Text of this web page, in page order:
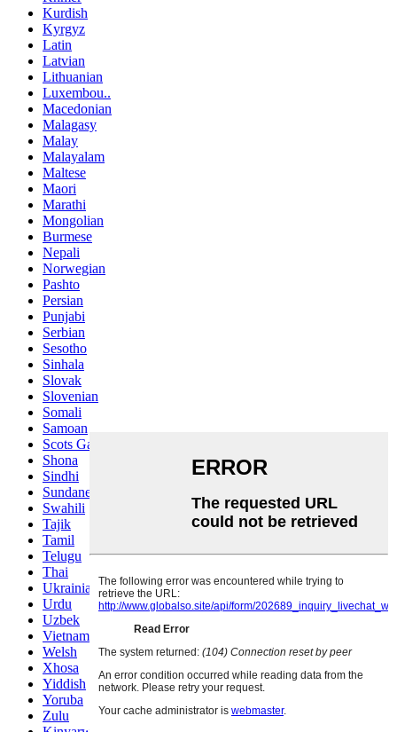
Kurdish
Kyrgyz
Latin
Latvian
Lithuanian
Luxembou..
Macedonian
Malagasy
Malay
Malayalam
Maltese
Maori
Marathi
Mongolian
Burmese
Nepali
Norwegian
Pashto
Persian
Punjabi
Serbian
Sesotho
Sinhala
Slovak
Slovenian
Somali
Samoan
Scots Gaelic
Shona
Sindhi
Sundanese
Swahili
Tajik
Tamil
Telugu
Thai
Ukrainian
Urdu
Uzbek
Vietnamese
Welsh
Xhosa
Yiddish
Yoruba
Zulu